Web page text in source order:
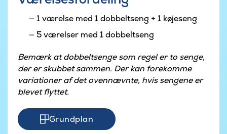
1 værelse med 1 dobbeltseng + 1 køjeseng
5 værelser med 1 dobbeltseng
Bemærk at dobbeltsenge som regel er to senge,
der er skubbet sammen. Der kan forekomme
variationer af det ovennævnte, hvis sengene er
blevet flyttet.
Grundplan